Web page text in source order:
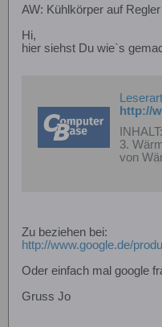
AW: Kühlkörper auf
Hi,
hier siehst Du wie`s
INHALT: 1. Einleitung 2. Wärmeleitpad
3.
von
Zu beziehen bei:
http://www.google.de/
Oder einfach mal google
Gruss Jo